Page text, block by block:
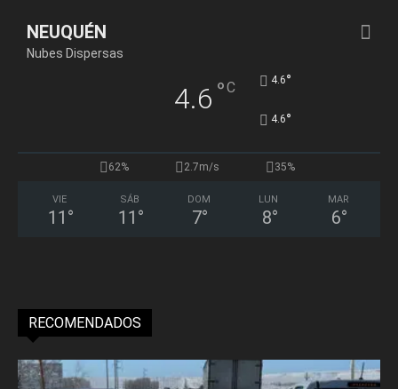
NEUQUÉN
Nubes Dispersas
4.6 °C 4.6°
4.6°
62% 2.7m/s 35%
VIE
11 °
SÁB
11 °
DOM
7°
LUN
8°
MAR
6°
RECOMENDADOS